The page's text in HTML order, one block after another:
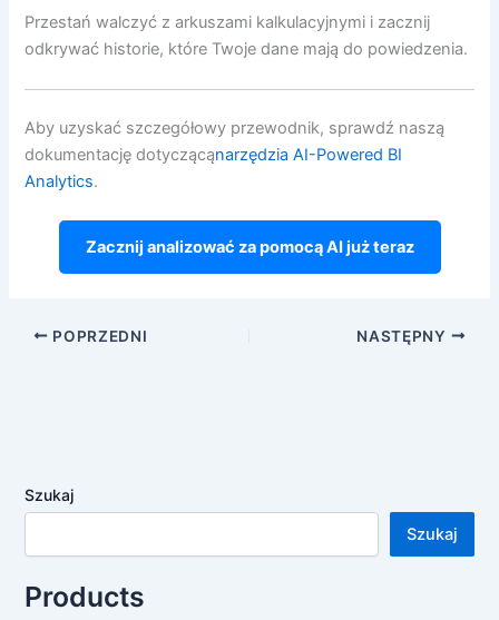
Przestań walczyć z arkuszami kalkulacyjnymi i zacznij
odkrywać historie, które Twoje dane mają do powiedzenia.
Aby uzyskać szczegółowy przewodnik, sprawdź naszą
dokumentację dotyczącąnarzędzia AI-Powered BI
Analytics.
Zacznij analizować za pomocą AI już teraz
POPRZEDNI NASTĘPNY
Szukaj
Szukaj
Products